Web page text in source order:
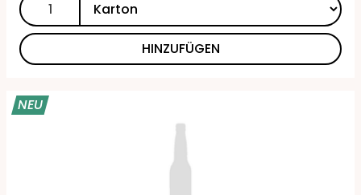
HINZUFÜGEN
NEU